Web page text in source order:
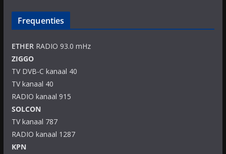
Frequenties
ETHERRADIO 93.0 mHz
ZIGGO
TV DVB-C kanaal 40
TV kanaal 40
RADIO kanaal 915
SOLCON
TV kanaal 787
RADIO kanaal 1287
KPN